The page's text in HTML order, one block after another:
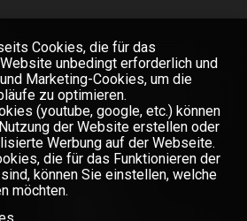
DER IMMOBILIENBRANCHE WÄHLEN
Cookies, die für das
unbedingt erforderlich und
Marketing-Cookies, um die
zu optimieren.
(youtube, google, etc.) können
der Website erstellen oder
Werbung auf der Webseite.
die für das Funktionieren der
können Sie einstellen, welche
möchten.